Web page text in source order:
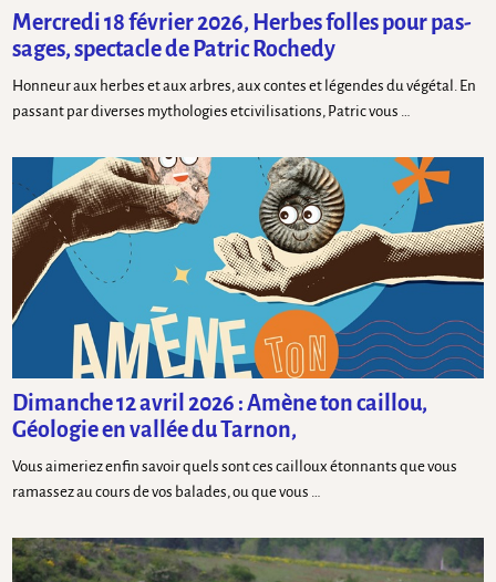
Mercredi 18 février 2026, Herbes folles pour pas-
sages, spectacle de Patric Rochedy
Honneur aux herbes et aux arbres, aux contes et légendes du végétal. En
passant par diverses mythologies etcivilisations, Patric vous …
Dimanche 12 avril 2026 : Amène ton caillou,
Géologie en vallée du Tarnon,
Vous aimeriez enfin savoir quels sont ces cailloux étonnants que vous
ramassez au cours de vos balades, ou que vous …